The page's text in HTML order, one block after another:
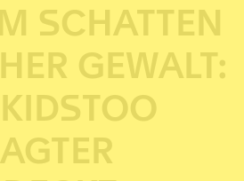
SCHATTEN
GEWALT: